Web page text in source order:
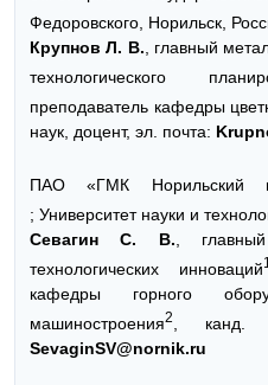
Федоровского, Норильск,
Крупнов Л. В. , главный
технологического
преподаватель кафедры
наук, доцент, эл. почта:
ПАО «ГМК Норильский
; Университет науки и
Севагин С. В.,
технологических инноваций
кафедры горного
машиностроения2
, канд.
SevaginSV@nornik.ru